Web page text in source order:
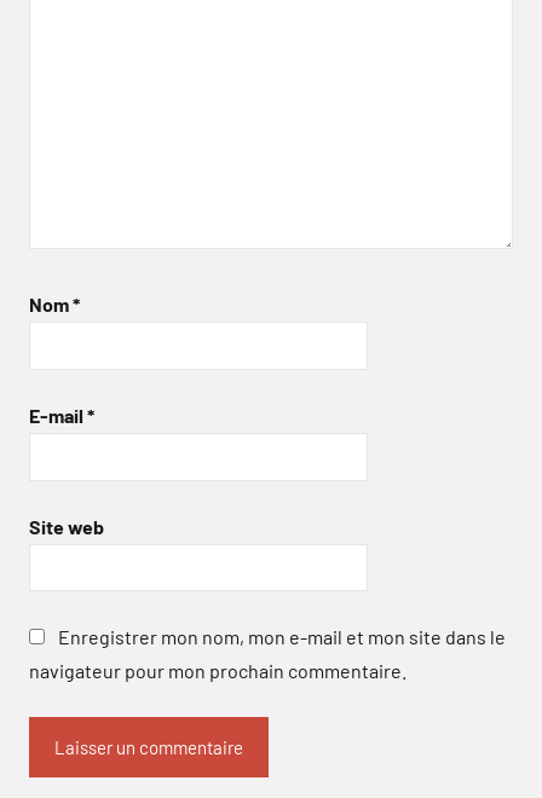
Nom*
E-mail *
Site web
Enregistrer mon nom, mon e-mail et mon site dans le
navigateur pour mon prochain commentaire.